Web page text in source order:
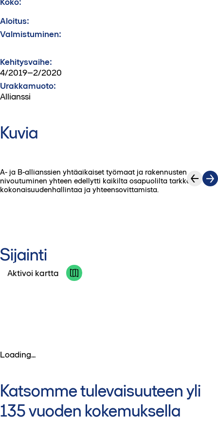
Aloitus:
Valmistuminen:
Kehitysvaihe:
4/2019–2/2020
Urakkamuoto:
Allianssi
Kuvia
A- ja B-allianssien yhtäaikaiset työmaat ja rakennusten
nivoutuminen yhteen edellytti kaikilta osapuolilta tarkkaa
kokonaisuudenhallintaa ja yhteensovittamista.
1 /6
Sijainti
Aktivoi kartta
Loading...
Katsomme tulevaisuuteen yli
135 vuoden kokemuksella